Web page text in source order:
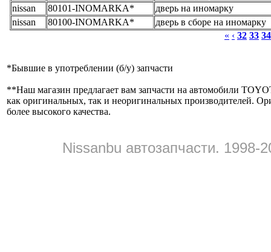
nissan
80101-INOMARKA*
дверь на иномарку
nissan
80100-INOMARKA*
дверь в сборе на иномарку
« ‹ 32 33 34
*Бывшие в употреблении (б/y) запчасти
**Наш магазин предлагает вам запчасти на автомобили
как оригинальных, так и неоригинальных производителей.
более высокого качества.
Nissanbu автозапчасти. 1998-